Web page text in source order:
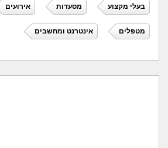
בעלי מקצוע מסעדות אירועים
מטפלים אינטרנט ומחשבים